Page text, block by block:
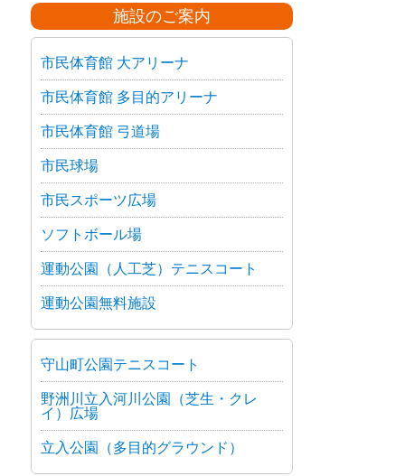
施設のご案内
市民体育館 大アリーナ
市民体育館 多目的アリーナ
市民体育館 弓道場
市民球場
市民スポーツ広場
ソフトボール場
運動公園（人工芝）テニスコート
運動公園無料施設
守山町公園テニスコート
野洲川立入河川公園（芝生・クレ
イ）広場
立入公園（多目的グラウンド）